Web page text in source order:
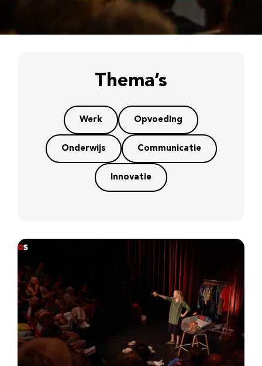
Thema’s
Werk Opvoeding
Onderwijs Communicatie
Innovatie